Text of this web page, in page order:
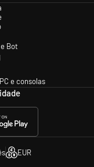
Bot
e consolas
EUR